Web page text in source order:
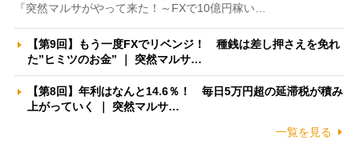
『突然マルサがやって来た！～FXで10億円稼い…
【第9回】もう一度FXでリベンジ！ 種銭は差し押さえを免れ
た”ヒミツのお金” ｜ 突然マルサ…
【第8回】年利はなんと14.6％！ 毎日5万円超の延滞税が積み
上がっていく ｜ 突然マルサ…
一覧を見る